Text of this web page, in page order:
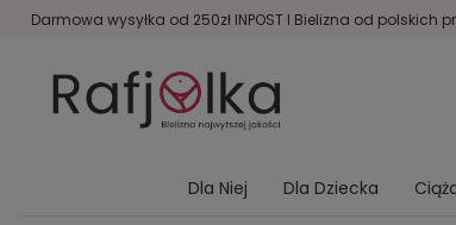
Darmowa wysyłka od 250zł INPOST I Bielizna od polskich
Dla Niej Dla Dziecka